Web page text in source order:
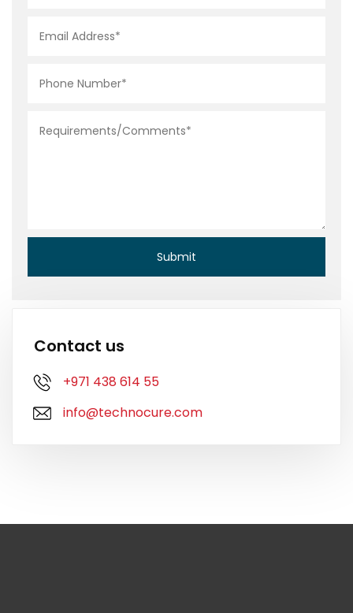
Contact us
+971 438 614 55
info@technocure.com